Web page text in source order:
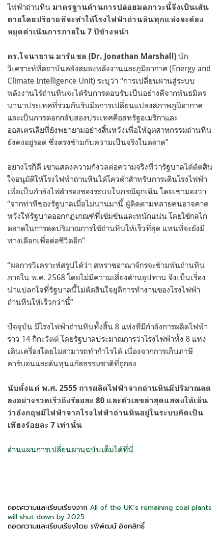
ไฟฟ้าถ่านหิน มาตรฐานด้านการปล่อยมลภาวะนี้จึงเป็นเส้น
ตายโดยปริยายที่จะทำให้โรงไฟฟ้าถ่านหินทุกแห่งจะต้อง
หยุดดำเนินการภายใน 7 ปีข้างหน้า
ดร.โจนาธาน มาร์แชล (Dr. Jonathan Marshall) นัก
วิเคราะห์ที่สถาบันคลังสมองพลังงานและภูมิอากาศ (Energy and
Climate Intelligence Unit) ระบุว่า “การเปลี่ยนผ่านสู่ระบบ
พลังงานไร้ถ่านหินจะได้รับการตอบรับเป็นอย่างดีจากพันธมิตร
นานาประเทศที่ร่วมกันรับมือการเปลี่ยนแปลงสภาพภูมิอากาศ
และเป็นการตอกกลับสองประเทศคือสหรัฐอเมริกาและ
ออสเตรเลียที่ยังพยายามอย่างสิ้นหวังเพื่อให้อุตสาหกรรมถ่านหิน
ยังคงอยู่รอด ซึ่งตรงข้ามกับความเป็นจริงในตลาด”
อย่างไรก็ดี เขาแสดงความกังวลต่อความจริงที่ว่ารัฐบาลได้ตัดสิน
ใจอนุมัติให้โรงไฟฟ้าถ่านหินได้โควต้าสำหรับการเดินโรงไฟฟ้า
เพื่อเป็นกำลังไฟสำรองของระบบในกรณีฉุกเฉิน โดยเขามองว่า
“จากท่าทีของรัฐบาลเมื่อไม่นานมานี้ ผู้ติดตามหลายคนอาจคาด
หวังให้รัฐบาลออกกฎเกณฑ์ที่เข้มข้นและหนักแน่น โดยใช้กลไก
ตลาดในการลดปริมาณการใช้ถ่านหินให้เร็วที่สุด แทนที่จะยังมี
ทางเลือกเพื่อต่อชีวิตอีก”
“ผลการวิเคราะห์สรุปได้ว่า สหราชอาณาจักรจะข้ามพ้นถ่านหิน
ภายใน พ.ศ. 2568 โดยไม่มีความเสี่ยงด้านอุปทาน จึงเป็นเรื่อง
น่าแปลกใจที่รัฐบาลนี้ไม่ตัดสินใจยุติการทำงานของโรงไฟฟ้า
ถ่านหินให้เร็วกว่านี้”
ปัจจุบัน มีโรงไฟฟ้าถ่านหินทั้งสิ้น 8 แห่งที่มีกำลังการผลิตไฟฟ้า
ราว 14 กิกะวัตต์ โดยรัฐบาลประมาณการว่าโรงไฟฟ้าทั้ง 8 แห่ง
เดินเครื่องโดยไม่สามารถทำกำไรได้ เนื่องจากการเก็บภาษี
คาร์บอนและต้นทุนแก๊สธรรมชาติที่ถูกลง
นับตั้งแต่ พ.ศ. 2555 การผลิตไฟฟ้าจากถ่านหินมีปริมาณลด
ลงอย่างรวดเร็วถึงร้อยละ 80 และตัวเลขล่าสุดแสดงให้เห็น
ว่าอังกฤษมีไฟฟ้าจากโรงไฟฟ้าถ่านหินอยู่ในระบบคิดเป็น
เพียงร้อยละ 7 เท่านั้น
อ่านแผนการเปลี่ยนผ่านฉบับเต็มได้ที่นี่
ถอดความและเรียบเรียงจาก All of the UK’s remaining coal plants
will shut down by 2025
ถอดความและเรียบเรียงโดย รพีพัฒน์ อิงคสิทธิ์